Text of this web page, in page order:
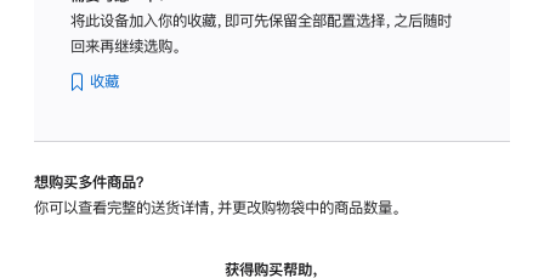
璃
转
将此设备加入你的收藏，即可先保留全部配置选择，之后随时
回来再继续选购。
收藏
想购买多件商品？
你可以查看完整的送货详情，并更改购物袋中的商品数量。
获得购买帮助，